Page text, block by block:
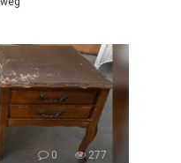
0 277